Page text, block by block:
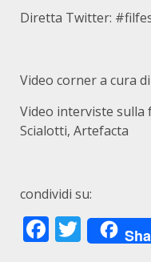
Diretta Twitter:
Video corner a cura
Video interviste sulla
Scialotti, Artefacta
condividi su: